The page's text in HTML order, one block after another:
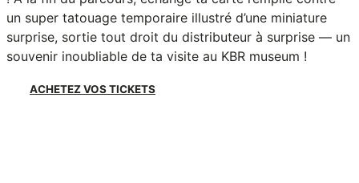
un super tatouage temporaire illustré d’une miniature
surprise, sortie tout droit du distributeur à surprise — un
souvenir inoubliable de ta visite au KBR museum !
ACHETEZ VOS TICKETS